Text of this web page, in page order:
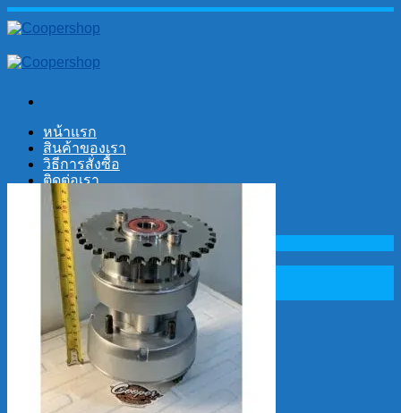
Skip
to
หน้าแรก
สินค้าของเรา
วิธีการสั่งซื้อ
ติดต่อเรา
No products in the cart.
Search
for:
Cart
No products in the cart.